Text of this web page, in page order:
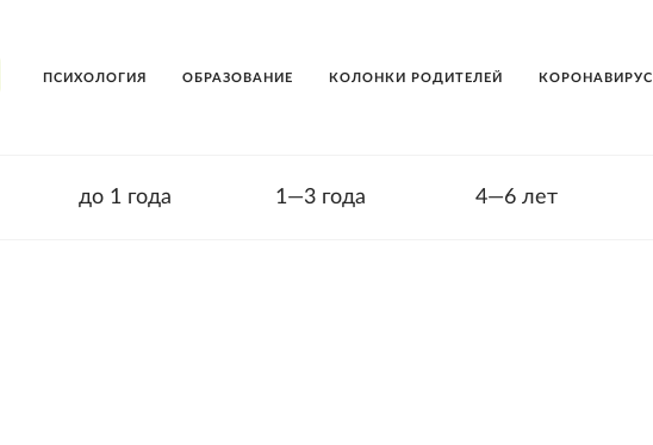
ПСИХОЛОГИЯ ОБРАЗОВАНИЕ КОЛОНКИ РОДИТЕЛЕЙ КОРОНАВИРУС
до 1 года 1—3 года 4—6 лет